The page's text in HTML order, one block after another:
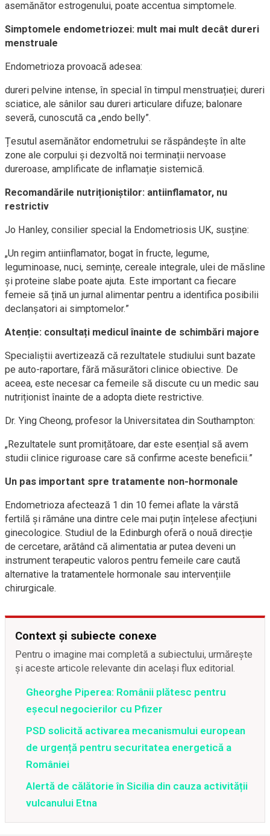
asemănător estrogenului, poate accentua simptomele.
Simptomele endometriozei: mult mai mult decât dureri
menstruale
Endometrioza provoacă adesea:
dureri pelvine intense, în special în timpul menstruației; dureri
sciatice, ale sânilor sau dureri articulare difuze; balonare
severă, cunoscută ca „endo belly”.
Țesutul asemănător endometrului se răspândește în alte
zone ale corpului și dezvoltă noi terminații nervoase
dureroase, amplificate de inflamație sistemică.
Recomandările nutriționiștilor: antiinflamator, nu
restrictiv
Jo Hanley, consilier special la Endometriosis UK, susține:
„Un regim antiinflamator, bogat în fructe, legume,
leguminoase, nuci, semințe, cereale integrale, ulei de măsline
și proteine slabe poate ajuta. Este important ca fiecare
femeie să țină un jurnal alimentar pentru a identifica posibilii
declanșatori ai simptomelor.”
Atenție: consultați medicul înainte de schimbări majore
Specialiștii avertizează că rezultatele studiului sunt bazate
pe auto-raportare, fără măsurători clinice obiective. De
aceea, este necesar ca femeile să discute cu un medic sau
nutriționist înainte de a adopta diete restrictive.
Dr. Ying Cheong, profesor la Universitatea din Southampton:
„Rezultatele sunt promițătoare, dar este esențial să avem
studii clinice riguroase care să confirme aceste beneficii.”
Un pas important spre tratamente non-hormonale
Endometrioza afectează 1 din 10 femei aflate la vârstă
fertilă și rămâne una dintre cele mai puțin înțelese afecțiuni
ginecologice. Studiul de la Edinburgh oferă o nouă direcție
de cercetare, arătând că alimentatia ar putea deveni un
instrument terapeutic valoros pentru femeile care caută
alternative la tratamentele hormonale sau intervențiile
chirurgicale.
Context și subiecte conexe
Pentru o imagine mai completă a subiectului, urmărește
și aceste articole relevante din același flux editorial.
Gheorghe Piperea: Românii plătesc pentru
eșecul negocierilor cu Pfizer
PSD solicită activarea mecanismului european
de urgență pentru securitatea energetică a
României
Alertă de călătorie în Sicilia din cauza activității
vulcanului Etna